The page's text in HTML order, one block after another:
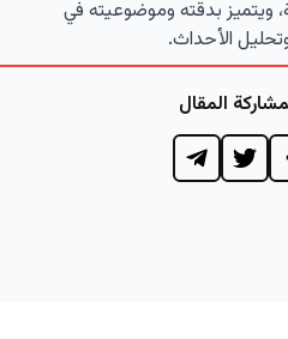
ويتميز بدقته وموضوعيته في
الأحداث.
المقال